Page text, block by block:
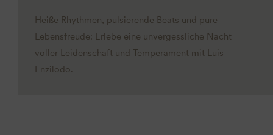
Heiße Rhythmen, pulsierende Beats und pure
Lebensfreude: Erlebe eine unvergessliche Nacht
voller Leidenschaft und Temperament mit Luis
Enzilodo.